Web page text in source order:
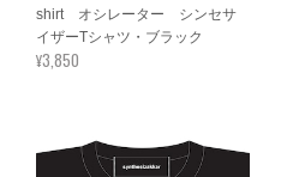
shirt オシレーター シンセサ
イザーTシャツ・ブラック
¥3,850